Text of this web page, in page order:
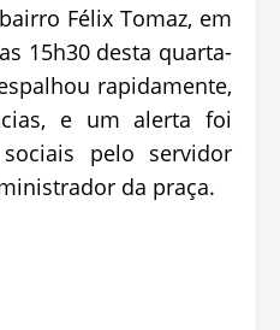
Félix Tomaz, em
15h30 desta quarta-
rapidamente,
e um alerta foi
pelo servidor
da praça.